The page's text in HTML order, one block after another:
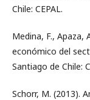
Chile: CEPAL.
Medina, F., Apaza,
económico del
Santiago de Chile:
Schorr, M. (2013).